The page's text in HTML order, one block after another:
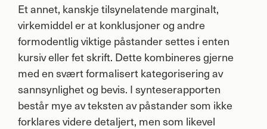
Et annet, kanskje tilsynelatende marginalt,
virkemiddel er at konklusjoner og andre
formodentlig viktige påstander settes i enten
kursiv eller fet skrift. Dette kombineres gjerne
med en svært formalisert kategorisering av
sannsynlighet og bevis. I synteserapporten
består mye av teksten av påstander som ikke
forklares videre detaljert, men som likevel